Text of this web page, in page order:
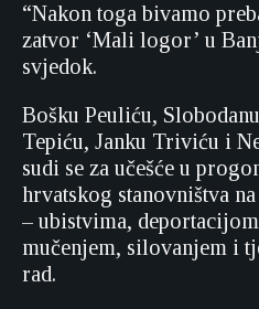
“Nakon toga bivamo
zatvor ‘Mali logor’ u
svjedok.
Bošku Peuliću,
Tepiću, Janku Triviću i
sudi se za učešće u
hrvatskog stanovništva
– ubistvima,
mučenjem, silovanjem i
rad.